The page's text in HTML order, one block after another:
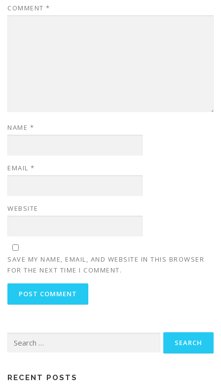
COMMENT *
NAME *
EMAIL *
WEBSITE
SAVE MY NAME, EMAIL, AND WEBSITE IN THIS BROWSER
FOR THE NEXT TIME I COMMENT.
for:
RECENT POSTS